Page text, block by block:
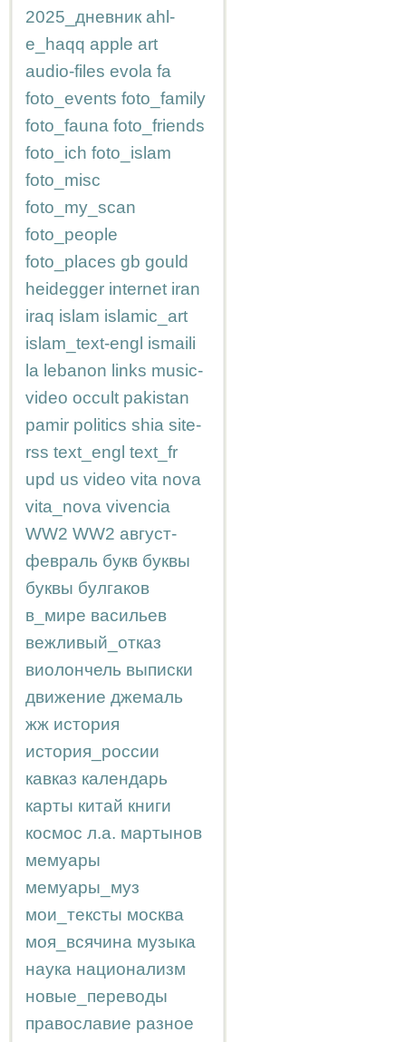
2025_дневник ahl-
e_haqq apple art
audio-files evola fa
foto_events foto_family
foto_fauna foto_friends
foto_ich foto_islam
foto_misc
foto_my_scan
foto_people
foto_places gb gould
heidegger internet iran
iraq islam islamic_art
islam_text-engl ismaili
la lebanon links music-
video occult pakistan
pamir politics shia site-
rss text_engl text_fr
upd us video vita nova
vita_nova vivencia
WW2 WW2 август-
февраль букв буквы
буквы булгаков
в_мире васильев
вежливый_отказ
виолончель выписки
движение джемаль
жж история
история_россии
кавказ календарь
карты китай книги
космос л.а. мартынов
мемуары
мемуары_муз
мои_тексты москва
моя_всячина музыка
наука национализм
новые_переводы
православие разное